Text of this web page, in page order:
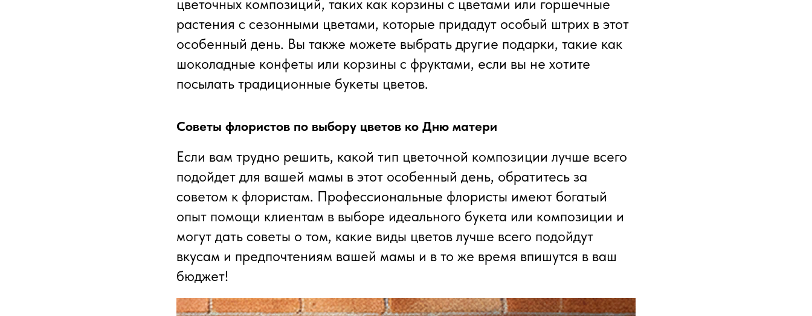
цветочных композиций, таких как корзины с цветами или горшечные
растения с сезонными цветами, которые придадут особый штрих в этот
особенный день. Вы также можете выбрать другие подарки, такие как
шоколадные конфеты или корзины с фруктами, если вы не хотите
посылать традиционные букеты цветов.
Советы флористов по выбору цветов ко Дню матери
Если вам трудно решить, какой тип цветочной композиции лучше всего
подойдет для вашей мамы в этот особенный день, обратитесь за
советом к флористам. Профессиональные флористы имеют богатый
опыт помощи клиентам в выборе идеального букета или композиции и
могут дать советы о том, какие виды цветов лучше всего подойдут
вкусам и предпочтениям вашей мамы и в то же время впишутся в ваш
бюджет!